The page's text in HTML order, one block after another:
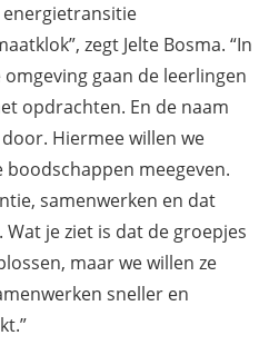
energietransitie
zegt Jelte Bosma. “In
gaan de leerlingen
opdrachten. En de naam
Hiermee willen we
meegeven.
samenwerken en dat
je ziet is dat de groepjes
maar we willen ze
sneller en